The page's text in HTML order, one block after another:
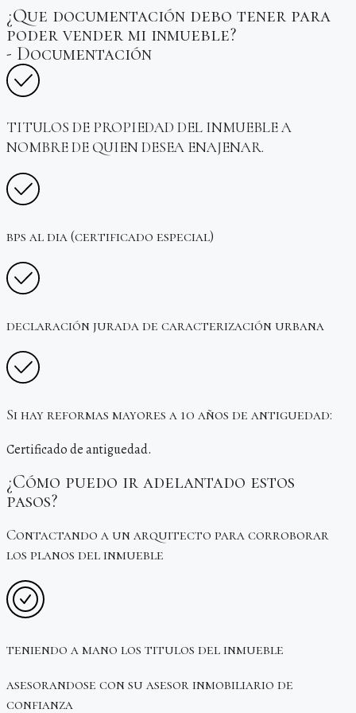
¿Que documentación debo tener para
poder vender mi inmueble?
Reproducir vídeo
- Documentación
TITULOS DE PROPIEDAD DEL INMUEBLE A
NOMBRE DE QUIEN DESEA ENAJENAR.
bps al dia (certificado especial)
declaración jurada de caracterización urbana
Si hay reformas mayores a 10 años de antiguedad:
Certificado de antiguedad.
¿Cómo puedo ir adelantado estos
pasos?
Contactando a un arquitecto para corroborar
los planos del inmueble
teniendo a mano los titulos del inmueble
asesorandose con su asesor inmobiliario de
confianza